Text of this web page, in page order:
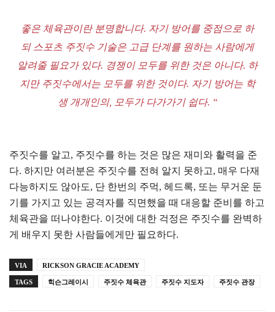
좋은 체육관이란 분명합니다. 자기 방어를 중점으로 하
되 스포츠 주짓수 기술은 고급 단계를 원하는 사람에게
알려줄 필요가 있다. 경쟁이 모두를 위한 것은 아니다. 하
지만 주짓수에서는 모두를 위한 것이다. 자기 방어는 학
생 개개인의, 모두가 다가가기 쉽다. “
주짓수를 알고, 주짓수를 하는 것은 많은 재미와 활력을 준
다. 하지만 여러분은 주짓수를 전혀 알지 못하고, 매우 다재
다능하지도 않아도, 단 한번의 주먹, 헤드록, 또는 무거운 둔
기를 가지고 있는 공격자를 직면했을 때 대응할 준비를 하고
체육관을 떠나야한다. 이것에 대한 걱정은 주짓수를 완벽하
게 배우지 못한 사람들에게만 필요하다.
VIA RICKSON GRACIE ACADEMY
TAGS 힉슨그레이시 주짓수 체육관 주짓수 지도자 주짓수 관장